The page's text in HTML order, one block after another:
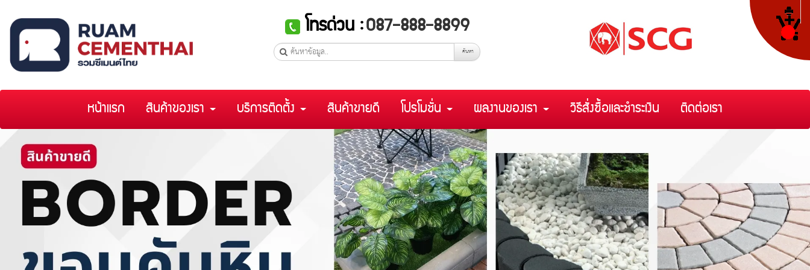
หน้าแรก สินค้าของเรา บริการติดตั้ง สินค้าขายดี โปรโมชั่น ผลงานของเรา วิธีสั่งซื้อและชำระเงิน ติดต่อเรา
โทรด่วน : 087-888-8899
ค้นหา